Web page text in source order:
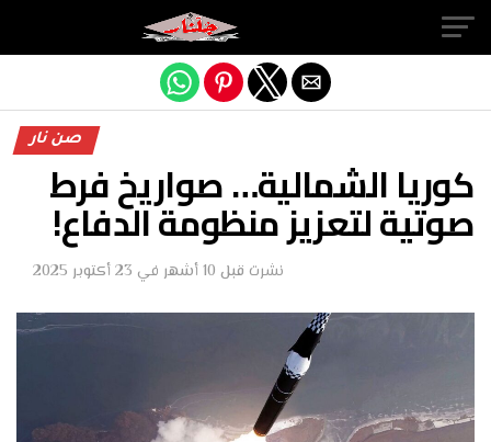
صن نار
كوريا الشمالية… صواريخ فرط
صوتية لتعزيز منظومة الدفاع!
نشرت قبل 10 أشهر في 23 أكتوبر 2025
Exit mobile version